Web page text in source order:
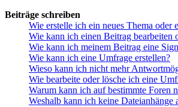
Beiträge schreiben
Wie erstelle ich ein neues Thema oder
Wie kann ich einen Beitrag bearbeiten
Wie kann ich meinem Beitrag eine
Wie kann ich eine Umfrage erstellen?
Wieso kann ich nicht mehr
Wie bearbeite oder lösche ich eine
Warum kann ich auf bestimmte Foren
Weshalb kann ich keine Dateianhänge